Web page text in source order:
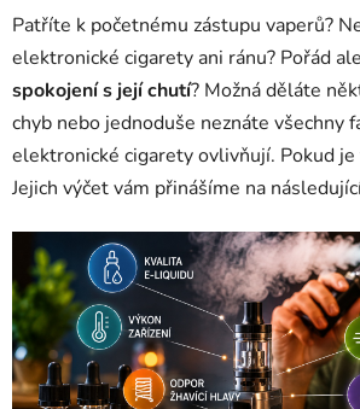
Patříte k početnému zástupu vaperů?
elektronické cigarety ani ránu? Pořád ale
spokojení s její chutí? Možná děláte
chyb nebo jednoduše neznáte všechny
elektronické cigarety ovlivňují. Pokud
Jejich výčet vám přinášíme na